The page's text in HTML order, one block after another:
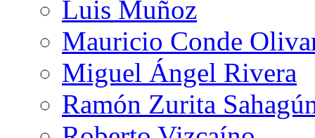
Luis Muñoz
Mauricio Conde
Miguel Ángel Rivera
Ramón Zurita